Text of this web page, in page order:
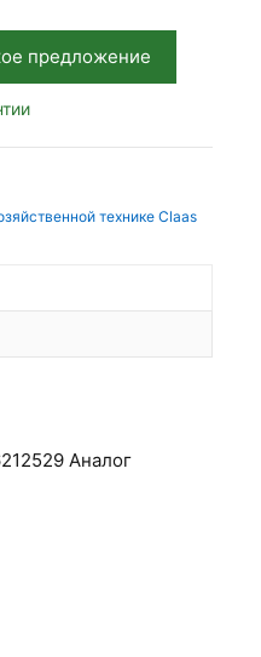
предложение
технике Claas
Аналог